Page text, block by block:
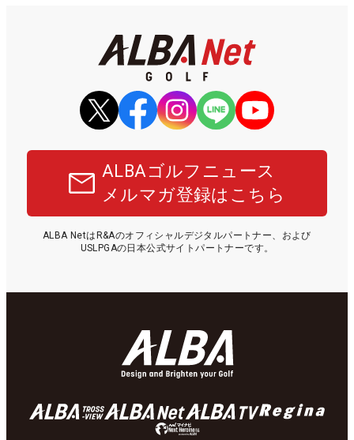
ALBAゴルフニュース
メルマガ登録はこちら
ALBA NetはR&Aのオフィシャルデジタルパートナー、および
USLPGAの日本公式サイトパートナーです。